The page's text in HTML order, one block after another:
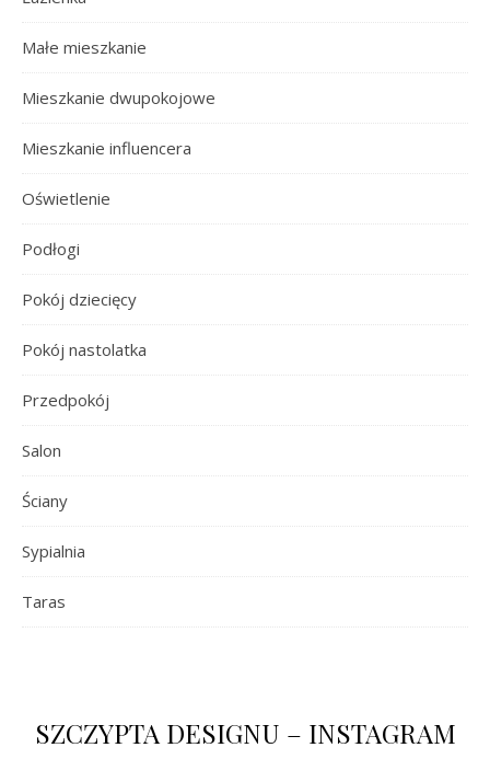
Małe mieszkanie
Mieszkanie dwupokojowe
Mieszkanie influencera
Oświetlenie
Podłogi
Pokój dziecięcy
Pokój nastolatka
Przedpokój
Salon
Ściany
Sypialnia
Taras
SZCZYPTA DESIGNU – INSTAGRAM